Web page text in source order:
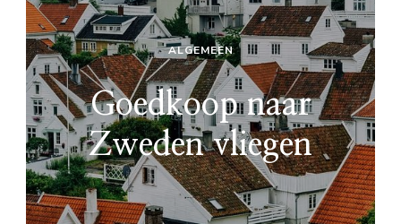
ALGEMEEN
Goedkoop naar
Zweden vliegen